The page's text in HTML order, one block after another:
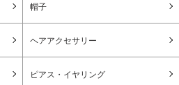
帽子
ヘアアクセサリー
ピアス・イヤリング